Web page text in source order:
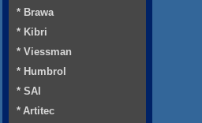
* Brawa
* Kibri
* Viessman
* Humbrol
* SAI
* Artitec